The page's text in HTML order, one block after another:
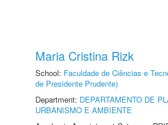
Maria Cristina Rizk
School: Faculdade de Ciências e
de Presidente Prudente)
Department: DEPARTAMENTO DE
URBANISMO E AMBIENTE